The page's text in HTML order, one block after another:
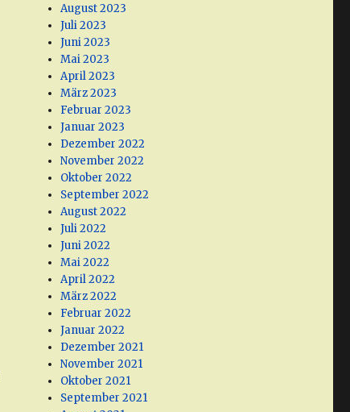
August 2023
Juli 2023
Juni 2023
Mai 2023
April 2023
März 2023
Februar 2023
Januar 2023
Dezember 2022
November 2022
Oktober 2022
September 2022
August 2022
Juli 2022
Juni 2022
Mai 2022
April 2022
März 2022
Februar 2022
Januar 2022
Dezember 2021
November 2021
Oktober 2021
September 2021